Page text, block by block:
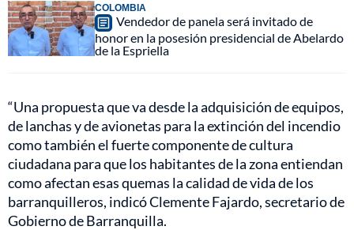
COLOMBIA
Vendedor de panela será invitado de
honor en la posesión presidencial de Abelardo
de la Espriella
“Una propuesta que va desde la adquisición de equipos,
de lanchas y de avionetas para la extinción del incendio
como también el fuerte componente de cultura
ciudadana para que los habitantes de la zona entiendan
como afectan esas quemas la calidad de vida de los
barranquilleros, indicó Clemente Fajardo, secretario de
Gobierno de Barranquilla.